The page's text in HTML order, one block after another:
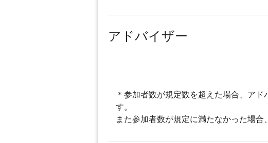
アドバイザー
＊参加者数が規定数を超えた場合、ア
す。
また参加者数が規定に満たなかった場合